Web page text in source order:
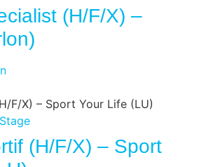
(H/F/X) –
(H/F/X) – Sport